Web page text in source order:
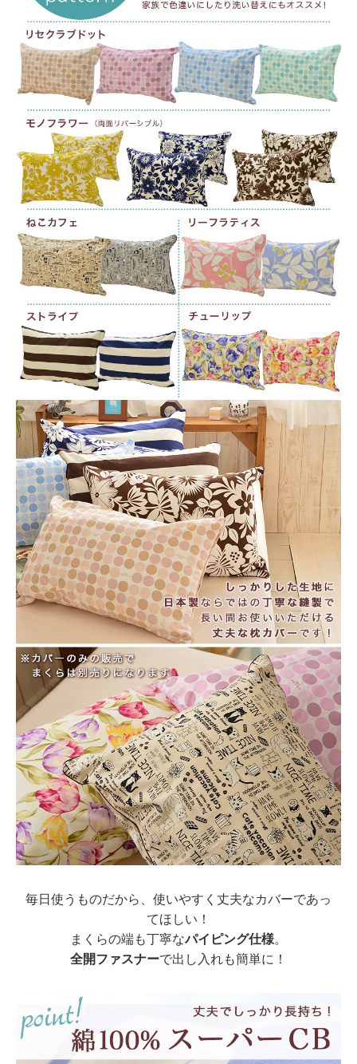
毎日使うものだから、使いやすく丈夫なカバーであっ
てほしい！
まくらの端も丁寧なパイピング仕様。
全開ファスナーで出し入れも簡単に！